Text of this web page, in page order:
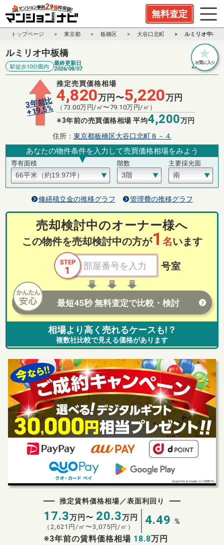
無料査定
トップページ 東京都 板橋区 大谷口北町 ルミリオ中板橋
ルミリオ中板橋
駅徒歩10分圏内
最終更新日
2026/08/07
3年前比
+19.5%
推定売買価格相場
4,820万円〜5,220万円
（ 73.00万円/㎡〜79.10万円/㎡）
※3年前の売買価格相場 平均4,200万円
住所： 東京都板橋区大谷口北町８－４
あなたの物件条件を入力して売買価格相場をみよう
専有面積 階数 主要採光面
修繕積立金の推移グラフ 管理費の推移グラフ
売却検討中のオーナー様へ
この物件を売却検討中の方が1 名います
号室
最短45秒 無料査定で比較・検討
相場より高く売れるケースも!？
複数社比較で見える価格があります
推定賃料価格相場／表面利回り
17.3万円〜 20.3万円
（ 2,621 円/㎡〜 3,075 円/㎡） 4.49 %
※3年前の賃料価格相場 18.8万円
無料査定スタート！